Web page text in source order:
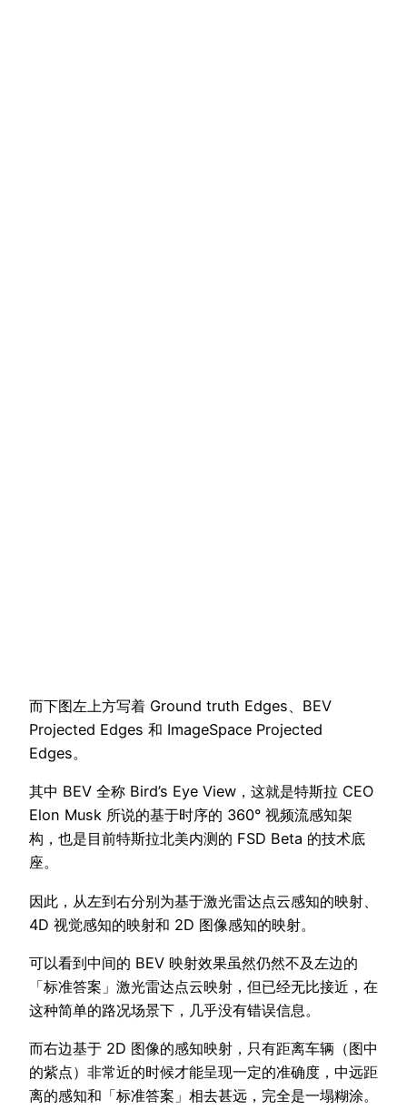
而下图左上方写着 Ground truth Edges、BEV
Projected Edges 和 ImageSpace Projected
Edges。
其中 BEV 全称 Bird’s Eye View，这就是特斯拉 CEO
Elon Musk 所说的基于时序的 360° 视频流感知架
构，也是目前特斯拉北美内测的 FSD Beta 的技术底
座。
因此，从左到右分别为基于激光雷达点云感知的映射、
4D 视觉感知的映射和 2D 图像感知的映射。
可以看到中间的 BEV 映射效果虽然仍然不及左边的
「标准答案」激光雷达点云映射，但已经无比接近，在
这种简单的路况场景下，几乎没有错误信息。
而右边基于 2D 图像的感知映射，只有距离车辆（图中
的紫点）非常近的时候才能呈现一定的准确度，中远距
离的感知和「标准答案」相去甚远，完全是一塌糊涂。